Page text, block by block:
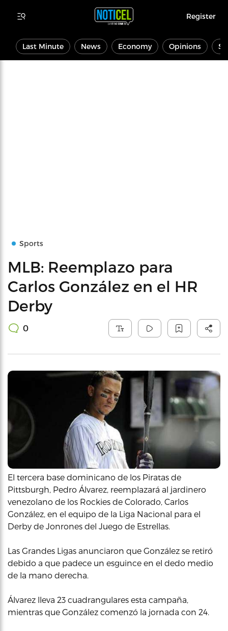
Register
Last Minute News Economy Opinions
Sports
MLB: Reemplazo para
Carlos González en el HR
Derby
0
El tercera base dominicano de los Piratas de
Pittsburgh, Pedro Álvarez, reemplazará al jardinero
venezolano de los Rockies de Colorado, Carlos
González, en el equipo de la Liga Nacional para el
Derby de Jonrones del Juego de Estrellas.
Las Grandes Ligas anunciaron que González se retiró
debido a que padece un esguince en el dedo medio
de la mano derecha.
Álvarez lleva 23 cuadrangulares esta campaña,
mientras que González comenzó la jornada con 24.